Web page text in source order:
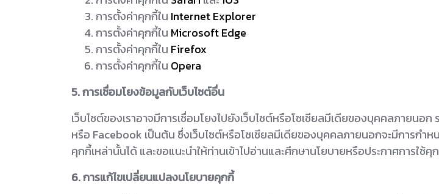
การตั้งค่าคุกกี้ใน Internet Explorer
การตั้งค่าคุกกี้ใน Microsoft Edge
การตั้งค่าคุกกี้ใน Firefox
การตั้งค่าคุกกี้ใน Opera
5. การเชื่อมโยงข้อมูลกับเว็บไซต์อื่น
เว็บไซต์ของเราอาจมีการเชื่อมโยงไปยังเว็บไซต์หรือโซเชียลมีเดียของบุคคลภายนอ
หรือ Facebook เป็นต้น ซึ่งเว็บไซต์หรือโซเชียลมีเดียของบุคคลภายนอกจะมีการก
คุกกี้เหล่านั้นได้ และขอแนะนำให้ท่านเข้าไปอ่านและศึกษานโยบายหรือประกาศการใ
6. การแก้ไขเปลี่ยนแปลงนโยบายคุกกี้